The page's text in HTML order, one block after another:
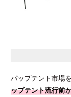
パップテント市場
ップテント流行前